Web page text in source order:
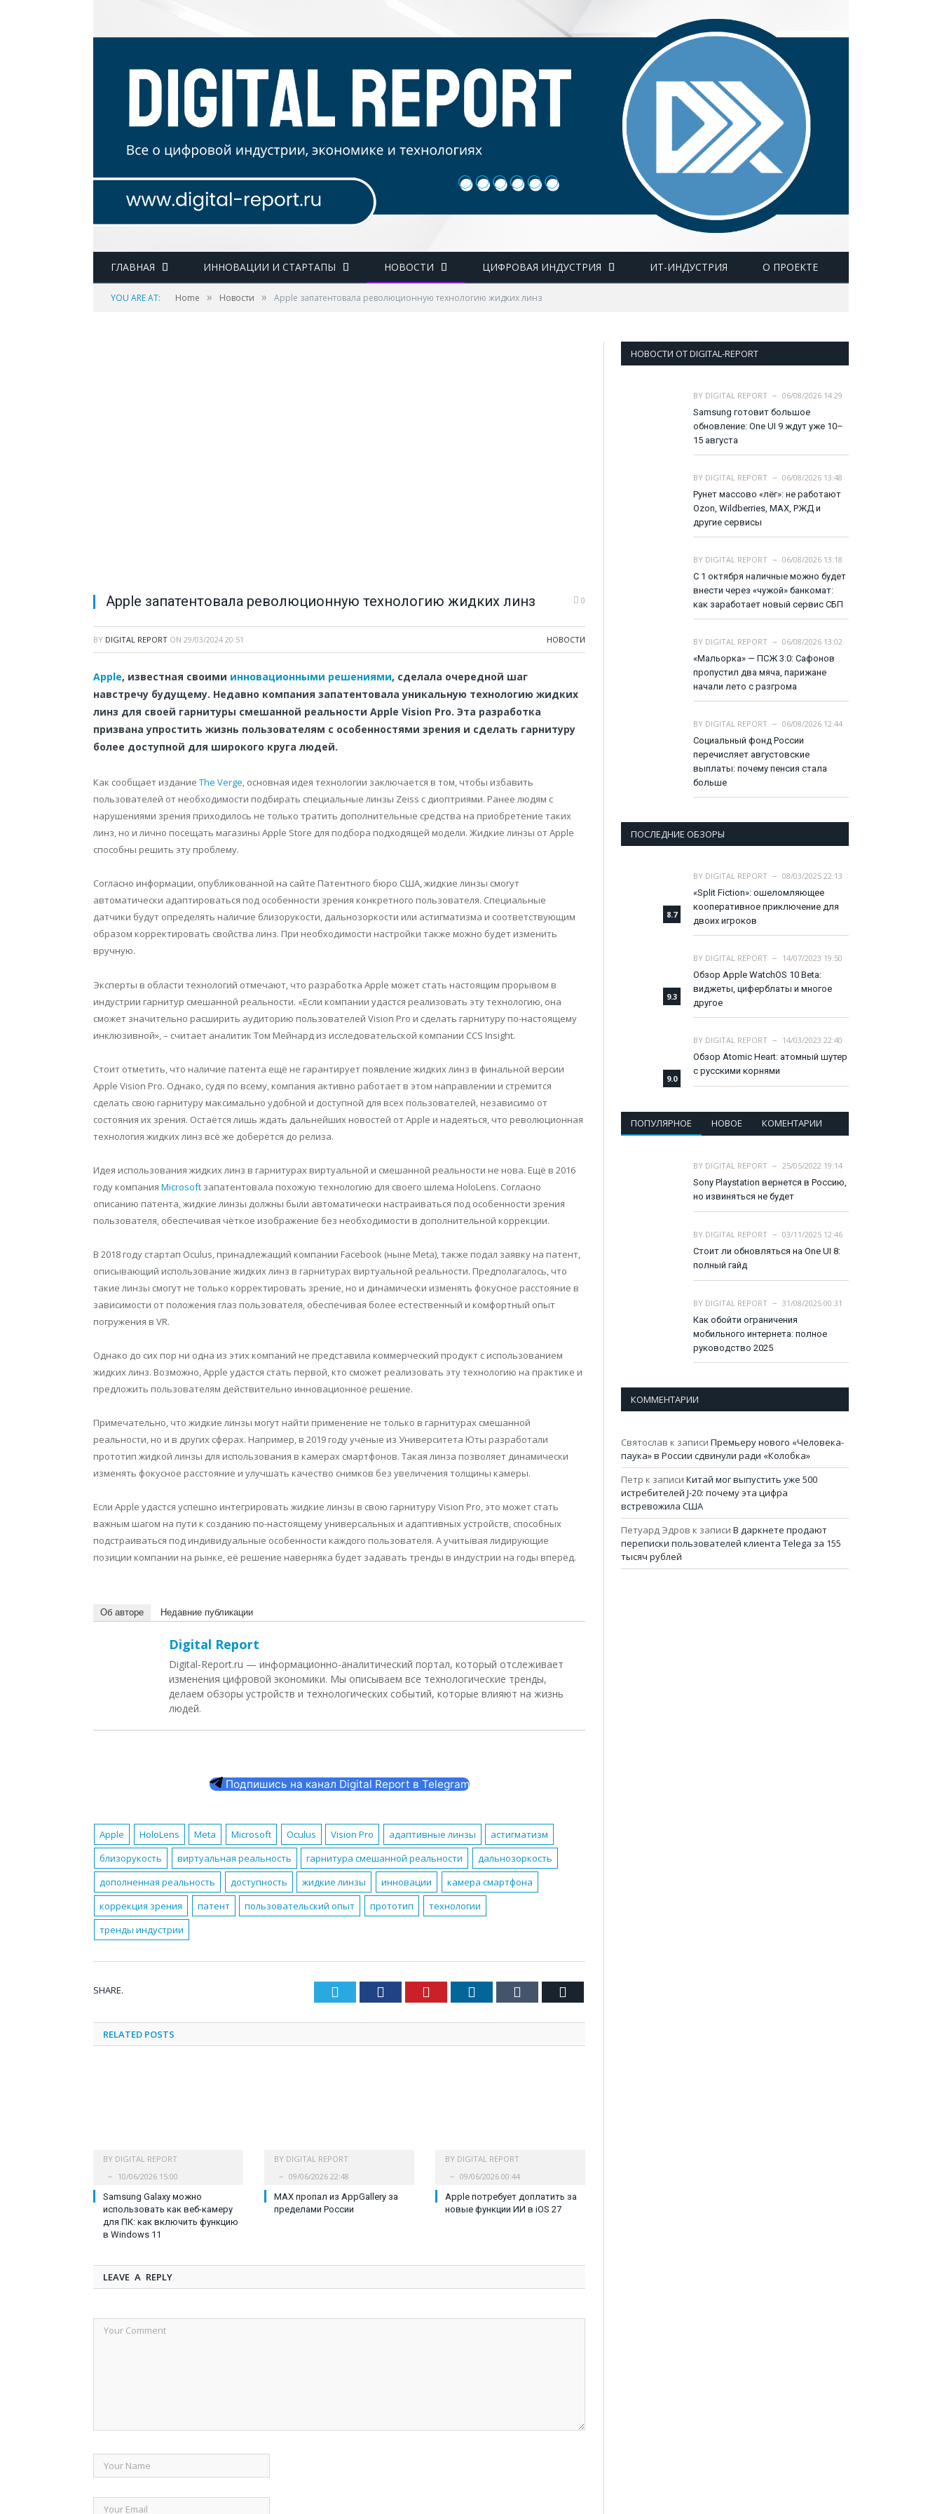
ГЛАВНАЯ ИННОВАЦИИ И СТАРТАПЫ НОВОСТИ ЦИФРОВАЯ ИНДУСТРИЯ ИТ-ИНДУСТРИЯ О ПРОЕКТЕ
YOU ARE AT: Home » Новости » Apple запатентовала революционную технологию жидких линз
Apple запатентовала революционную технологию жидких линз 0
BY DIGITAL REPORT ON 29/03/2024 20:51 НОВОСТИ
Apple, известная своими инновационными решениями, сделала очередной шаг
навстречу будущему. Недавно компания запатентовала уникальную технологию жидких
линз для своей гарнитуры смешанной реальности Apple Vision Pro. Эта разработка
призвана упростить жизнь пользователям с особенностями зрения и сделать гарнитуру
более доступной для широкого круга людей.
Как сообщает издание The Verge, основная идея технологии заключается в том, чтобы избавить
пользователей от необходимости подбирать специальные линзы Zeiss с диоптриями. Ранее людям с
нарушениями зрения приходилось не только тратить дополнительные средства на приобретение таких
линз, но и лично посещать магазины Apple Store для подбора подходящей модели. Жидкие линзы от Apple
способны решить эту проблему.
Согласно информации, опубликованной на сайте Патентного бюро США, жидкие линзы смогут
автоматически адаптироваться под особенности зрения конкретного пользователя. Специальные
датчики будут определять наличие близорукости, дальнозоркости или астигматизма и соответствующим
образом корректировать свойства линз. При необходимости настройки также можно будет изменить
вручную.
Эксперты в области технологий отмечают, что разработка Apple может стать настоящим прорывом в
индустрии гарнитур смешанной реальности. «Если компании удастся реализовать эту технологию, она
сможет значительно расширить аудиторию пользователей Vision Pro и сделать гарнитуру по-настоящему
инклюзивной», – считает аналитик Том Мейнард из исследовательской компании CCS Insight.
Стоит отметить, что наличие патента ещё не гарантирует появление жидких линз в финальной версии
Apple Vision Pro. Однако, судя по всему, компания активно работает в этом направлении и стремится
сделать свою гарнитуру максимально удобной и доступной для всех пользователей, независимо от
состояния их зрения. Остаётся лишь ждать дальнейших новостей от Apple и надеяться, что революционная
технология жидких линз всё же доберётся до релиза.
Идея использования жидких линз в гарнитурах виртуальной и смешанной реальности не нова. Ещё в 2016
году компания Microsoft запатентовала похожую технологию для своего шлема HoloLens. Согласно
описанию патента, жидкие линзы должны были автоматически настраиваться под особенности зрения
пользователя, обеспечивая чёткое изображение без необходимости в дополнительной коррекции.
В 2018 году стартап Oculus, принадлежащий компании Facebook (ныне Meta), также подал заявку на патент,
описывающий использование жидких линз в гарнитурах виртуальной реальности. Предполагалось, что
такие линзы смогут не только корректировать зрение, но и динамически изменять фокусное расстояние в
зависимости от положения глаз пользователя, обеспечивая более естественный и комфортный опыт
погружения в VR.
Однако до сих пор ни одна из этих компаний не представила коммерческий продукт с использованием
жидких линз. Возможно, Apple удастся стать первой, кто сможет реализовать эту технологию на практике и
предложить пользователям действительно инновационное решение.
Примечательно, что жидкие линзы могут найти применение не только в гарнитурах смешанной
реальности, но и в других сферах. Например, в 2019 году учёные из Университета Юты разработали
прототип жидкой линзы для использования в камерах смартфонов. Такая линза позволяет динамически
изменять фокусное расстояние и улучшать качество снимков без увеличения толщины камеры.
Если Apple удастся успешно интегрировать жидкие линзы в свою гарнитуру Vision Pro, это может стать
важным шагом на пути к созданию по-настоящему универсальных и адаптивных устройств, способных
подстраиваться под индивидуальные особенности каждого пользователя. А учитывая лидирующие
позиции компании на рынке, её решение наверняка будет задавать тренды в индустрии на годы вперёд.
Об авторе Недавние публикации
Digital Report
Digital-Report.ru — информационно-аналитический портал, который отслеживает
изменения цифровой экономики. Мы описываем все технологические тренды,
делаем обзоры устройств и технологических событий, которые влияют на жизнь
людей.
Подпишись на канал Digital Report в Telegram
Apple HoloLens Meta Microsoft Oculus Vision Pro адаптивные линзы
астигматизм
близорукость
виртуальная реальность гарнитура смешанной реальности
дальнозоркость
дополненная реальность
доступность жидкие линзы инновации
камера смартфона
коррекция зрения
патент пользовательский опыт прототип
технологии
тренды индустрии
SHARE. Twitter Facebook Pinterest LinkedIn Tumblr
RELATED POSTS
BY DIGITAL REPORT
10/06/2026 15:00
Samsung Galaxy можно
использовать как веб-камеру
для ПК: как включить функцию
в Windows 11
BY DIGITAL REPORT
09/06/2026 22:48
MAX пропал из AppGallery за
пределами России
BY DIGITAL REPORT
09/06/2026 00:44
Apple потребует доплатить за
новые функции ИИ в iOS 27
LEAVE A REPLY
НОВОСТИ ОТ DIGITAL-REPORT
BY DIGITAL REPORT
06/08/2026 14:29
Samsung готовит большое
обновление: One UI 9 ждут уже 10–
15 августа
BY DIGITAL REPORT
06/08/2026 13:48
Рунет массово «лёг»: не работают
Ozon, Wildberries, MAX, РЖД и
другие сервисы
BY DIGITAL REPORT
06/08/2026 13:18
С 1 октября наличные можно будет
внести через «чужой» банкомат:
как заработает новый сервис СБП
BY DIGITAL REPORT
06/08/2026 13:02
«Мальорка» — ПСЖ 3:0: Сафонов
пропустил два мяча, парижане
начали лето с разгрома
BY DIGITAL REPORT
06/08/2026 12:44
Социальный фонд России
перечисляет августовские
выплаты: почему пенсия стала
больше
ПОСЛЕДНИЕ ОБЗОРЫ
8.7
BY DIGITAL REPORT
08/03/2025 22:13
«Split Fiction»: ошеломляющее
кооперативное приключение для
двоих игроков
9.3
BY DIGITAL REPORT
14/07/2023 19:50
Обзор Apple WatchOS 10 Beta:
виджеты, циферблаты и многое
другое
9.0
BY DIGITAL REPORT
14/03/2023 22:40
Обзор Atomic Heart: атомный шутер
с русскими корнями
ПОПУЛЯРНОЕ НОВОЕ КОМЕНТАРИИ
BY DIGITAL REPORT
25/05/2022 19:14
Sony Playstation вернется в Россию,
но извиняться не будет
BY DIGITAL REPORT
03/11/2025 12:46
Стоит ли обновляться на One UI 8:
полный гайд
BY DIGITAL REPORT
31/08/2025 00:31
Как обойти ограничения
мобильного интернета: полное
руководство 2025
КОММЕНТАРИИ
Святослав к записи Премьеру нового «Человека-
паука» в России сдвинули ради «Колобка»
Петр к записи Китай мог выпустить уже 500
истребителей J-20: почему эта цифра
встревожила США
Петуард Эдров к записи В даркнете продают
переписки пользователей клиента Telega за 155
тысяч рублей